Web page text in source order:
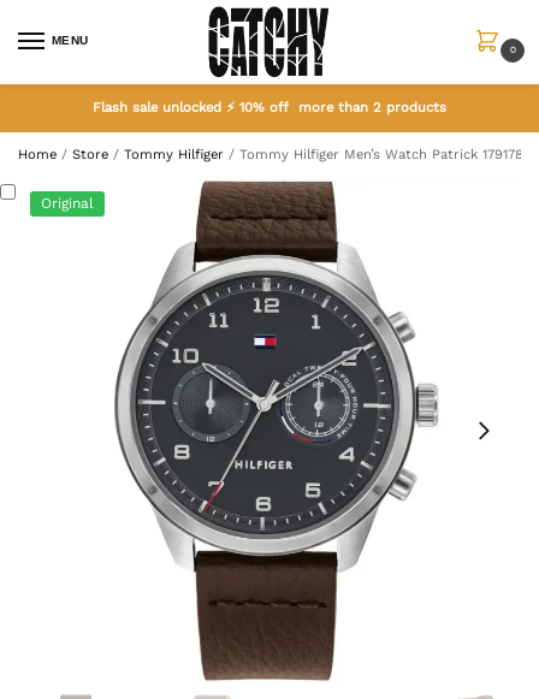
MENU
0
Flash sale unlocked ⚡ 10% off more than 2 products
Home / Store / Tommy Hilfiger / Tommy Hilfiger Men’s Watch Patrick 1791785
Original